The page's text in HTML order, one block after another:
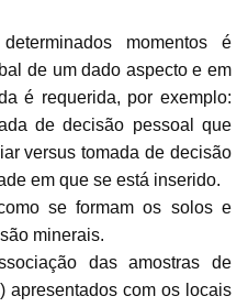
momentos é
de um dado aspecto e em
é requerida, por exemplo:
de decisão pessoal que
versus tomada de decisão
em que se está inserido.
se formam os solos e
minerais.
das amostras de
apresentados com os locais